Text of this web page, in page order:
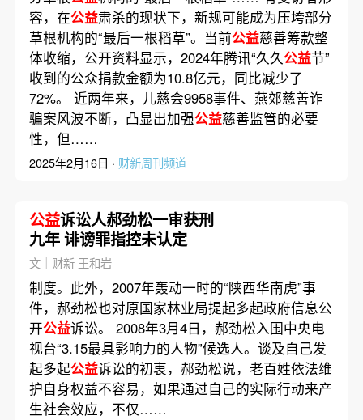
容，在公益肃杀的现状下，新规可能成为压垮部分
草根机构的“最后一根稻草”。当前公益慈善筹款整
体收缩，公开资料显示，2024年腾讯“久久公益节”
收到的公众捐款金额为10.8亿元，同比减少了
72%。 近两年来，儿慈会9958事件、燕郊慈善诈
骗案风波不断，凸显出加强公益慈善监管的必要
性，但……
2025年2月16日 · 财新周刊频道
公益诉讼人郝劲松一审获刑
九年 诽谤罪指控未认定
文｜财新 王和岩
制度。此外，2007年轰动一时的“陕西华南虎”事
件，郝劲松也对原国家林业局提起多起政府信息公
开公益诉讼。 2008年3月4日，郝劲松入围中央电
视台“3.15最具影响力的人物”候选人。谈及自己发
起多起公益诉讼的初衷，郝劲松说，老百姓依法维
护自身权益不容易，如果通过自己的实际行动来产
生社会效应，不仅……